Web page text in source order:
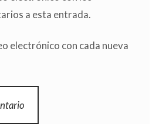
a esta entrada.
electrónico con cada nueva